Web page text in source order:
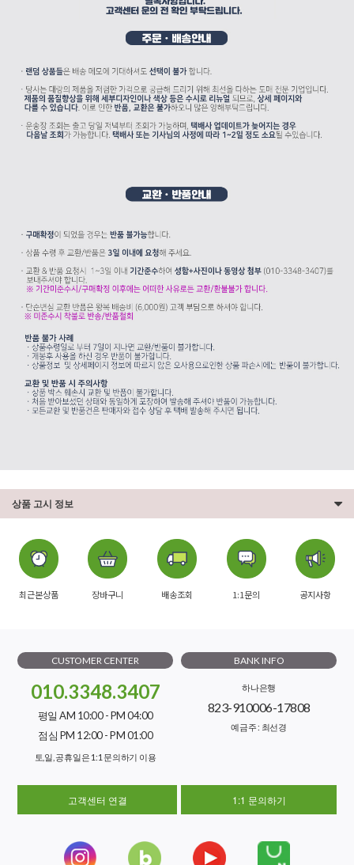
상품 고시 정보
최근본상품 장바구니 배송조회 1:1문의 공지사항
CUSTOMER CENTER
010.3348.3407
평일 AM 10:00 - PM 04:00
점심 PM 12:00 - PM 01:00
토,일, 공휴일은 1:1 문의하기 이용
BANK INFO
하나은행
823-910006-17808
예금주 : 최선경
고객센터 연결 1:1 문의하기